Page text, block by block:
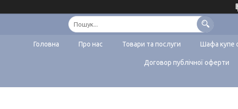
Головна Про нас Товари та послуги Шафа купе
Договор публічної оферти